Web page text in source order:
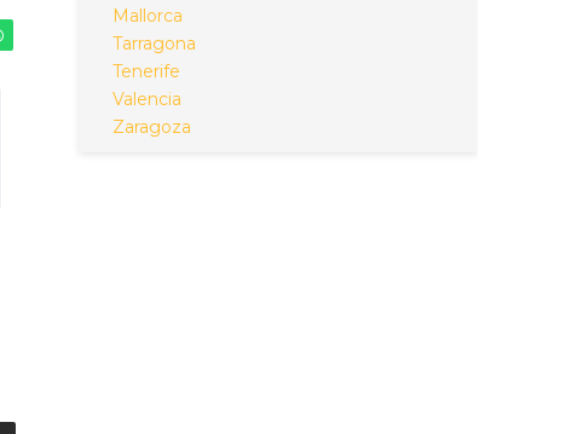
Mallorca
Tarragona
Tenerife
Valencia
Zaragoza